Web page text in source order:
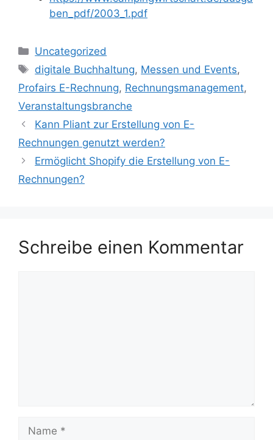
ben_pdf/2003_1.pdf
Kategorien
Uncategorized
Schlagwörter
digitale Buchhaltung, Messen und Events,
Profairs E-Rechnung, Rechnungsmanagement,
Veranstaltungsbranche
Kann Pliant zur Erstellung von E-
Rechnungen genutzt werden?
Ermöglicht Shopify die Erstellung von E-
Rechnungen?
Schreibe einen Kommentar